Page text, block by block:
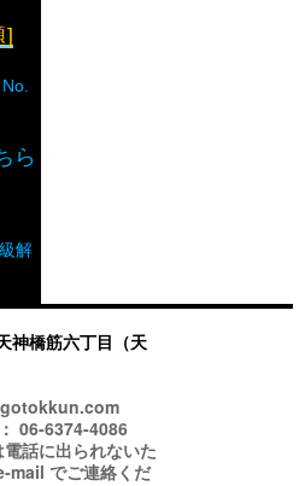
]
ら
解
神橋筋六丁目（天
06-6374-4086
話に出られないた
mail でご連絡くだ